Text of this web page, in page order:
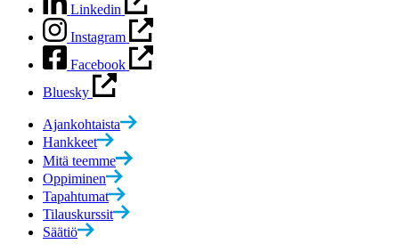
Linkedin
Instagram
Facebook
Bluesky
Ajankohtaista
Hankkeet
Mitä teemme
Oppiminen
Tapahtumat
Tilauskurssit
Säätiö